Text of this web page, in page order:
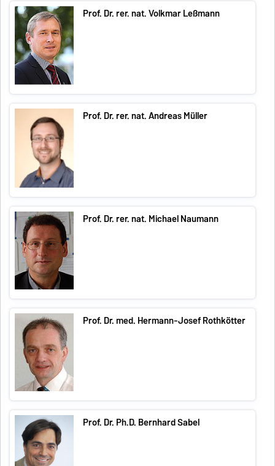
Prof. Dr. rer. nat. Volkmar Leßmann
Prof. Dr. rer. nat. Andreas Müller
Prof. Dr. rer. nat. Michael Naumann
Prof. Dr. med. Hermann-Josef Rothkötter
Prof. Dr. Ph.D. Bernhard Sabel